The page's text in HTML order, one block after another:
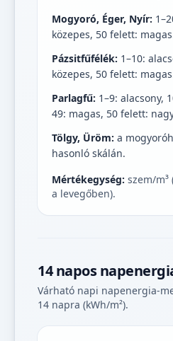
Mogyoró, Éger, Nyír:
közepes, 50 felett:
Pázsitfűfélék: 1–10:
közepes, 50 felett:
Parlagfű: 1–9: alacsony,
49: magas, 50 felett:
Tölgy, Üröm: a
hasonló skálán.
Mértékegység: szem/
a levegőben).
14 napos
Várható napi napenergia-
14 napra (kWh/m²).